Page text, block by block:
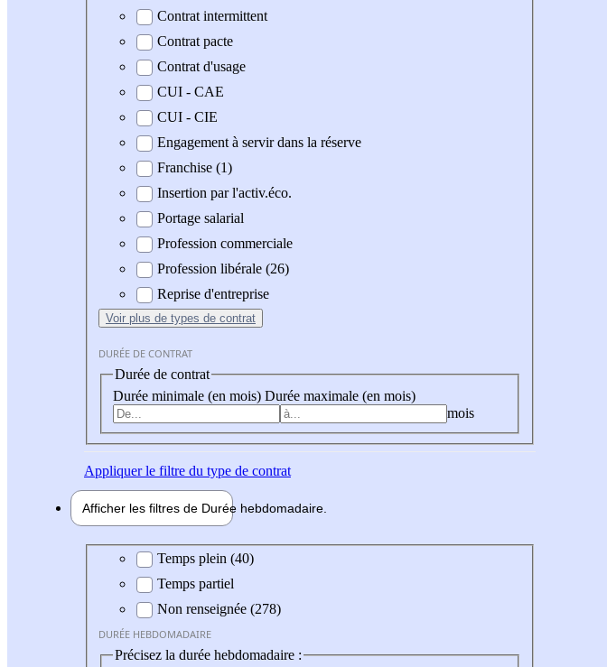
Contrat intermittent
Contrat pacte
Contrat d'usage
CUI - CAE
CUI - CIE
Engagement à servir dans la réserve
Franchise (1)
Insertion par l'activ.éco.
Portage salarial
Profession commerciale
Profession libérale (26)
Reprise d'entreprise
Voir plus de types de contrat
DURÉE DE CONTRAT
Durée de contrat
Durée minimale (en mois) Durée maximale (en mois)
mois
Appliquerle filtre du type de contrat
Afficher les filtres de Durée hebdomadaire
Durée hebdomadaire
Temps plein (40)
Temps partiel
Non renseignée (278)
DURÉE HEBDOMADAIRE
Précisez la durée hebdomadaire :